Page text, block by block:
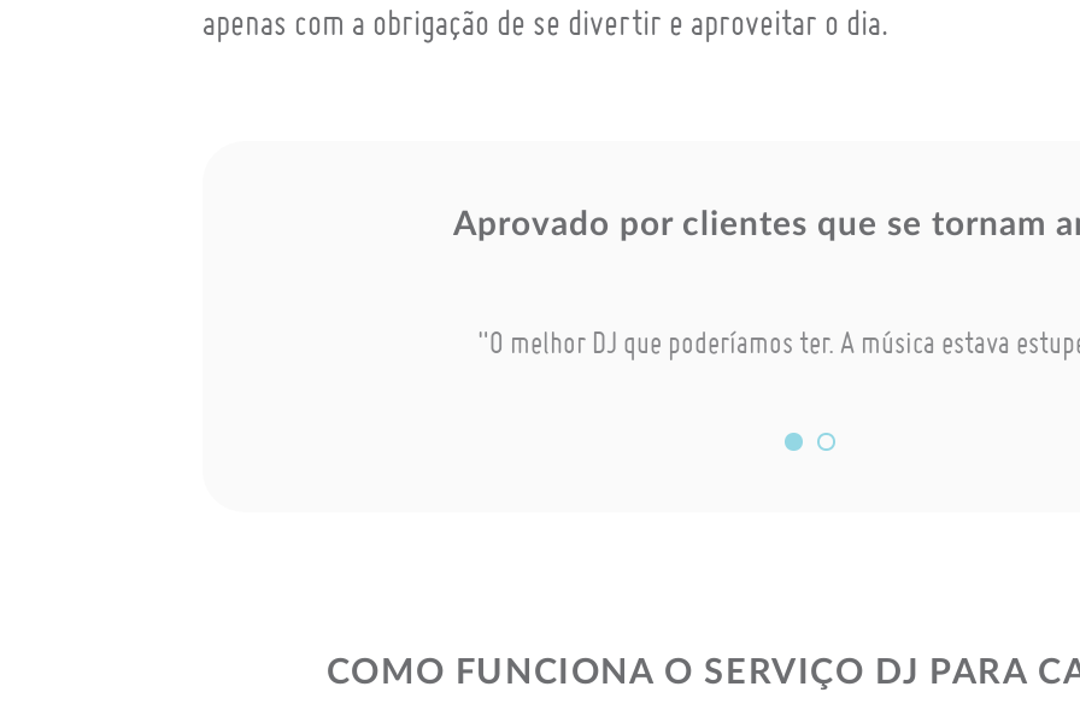
apenas com a obrigação de se divertir e aproveitar o dia.
Aprovado por clientes que se tornam
"O melhor DJ que poderíamos ter. A música estava
COMO FUNCIONA O SERVIÇO DJ PARA